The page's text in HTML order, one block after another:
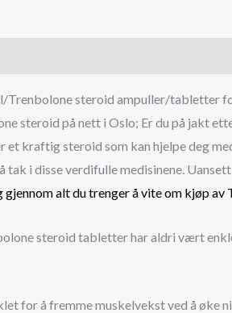
Trenbolone steroid ampuller/tabletter
steroid på nett i Oslo; Er du på jakt
et kraftig steroid som kan hjelpe deg
tak i disse verdifulle medisinene.
gjennom alt du trenger å vite om kjøp
steroid tabletter har aldri vært
for å fremme muskelvekst ved å øke